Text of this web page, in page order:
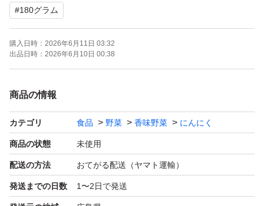
#180グラム
購入日時： 2026年6月11日 03:32
出品日時： 2026年6月10日 00:38
商品の情報
カテゴリ 食品 野菜 香味野菜 にんにく
商品の状態 未使用
配送の方法 おてがる配送（ヤマト運輸）
発送までの日数 1〜2日で発送